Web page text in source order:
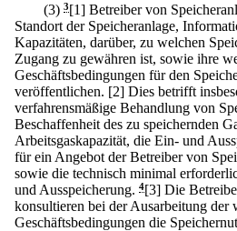
(3) 3[1] Betreiber von
Standort der Speicheranlage,
Kapazitäten, darüber, zu welchen
Zugang zu gewähren ist, sowie ihre
Geschäftsbedingungen für den
veröffentlichen. [2] Dies betrifft
verfahrensmäßige Behandlung von
Beschaffenheit des zu speichernden
Arbeitsgaskapazität, die Ein- und
für ein Angebot der Betreiber von
sowie die technisch minimal
und Ausspeicherung. 4[3] Die
konsultieren bei der Ausarbeitung der
Geschäftsbedingungen die